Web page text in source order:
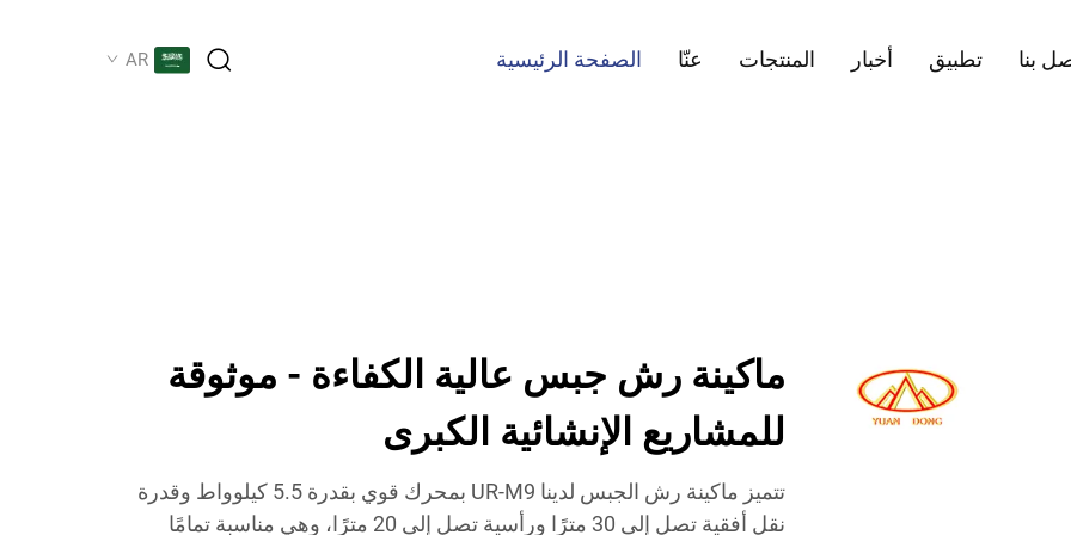
الصفحة الرئيسية عنّا المنتجات أخبار تطبيق بنا AR
ماكينة رش جبس عالية الكفاءة - موثوقة
للمشاريع الإنشائية الكبرى
تتميز ماكينة رش الجبس لدينا UR-M9 بمحرك قوي بقدرة 5.5 كيلوواط وقدرة
نقل أفقية تصل إلى 30 مترًا ورأسية تصل إلى 20 مترًا، وهي مناسبة تمامًا